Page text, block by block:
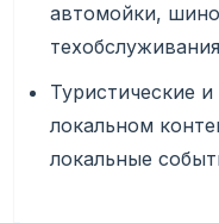
автомойки,
Туристические
локальном
локальные